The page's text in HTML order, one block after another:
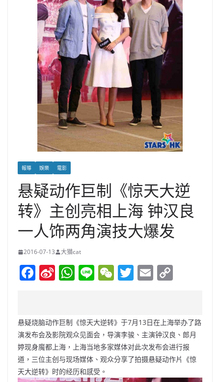
報導 娛樂 電影
悬疑动作巨制《惊天大逆
转》主创亮相上海 钟汉良
一人饰两角演技大爆发
2016-07-13 大猫cat
F
e
b
o
o
Si
W
ei
b
o
W
s
A
p
p
Li W
h
at
T
er
E
l y
Li
n
k
悬疑烧脑动作巨制《惊天大逆转》于7月13日在上海举办了路
演发布会及影院观众见面会，导演李骏、主演钟汉良、郎月
婷现身魔都上海，上海当地多家媒体对此次发布会进行报
道，三位主创与现场媒体、观众分享了拍摄悬疑动作片《惊
天大逆转》时的经历和感受。